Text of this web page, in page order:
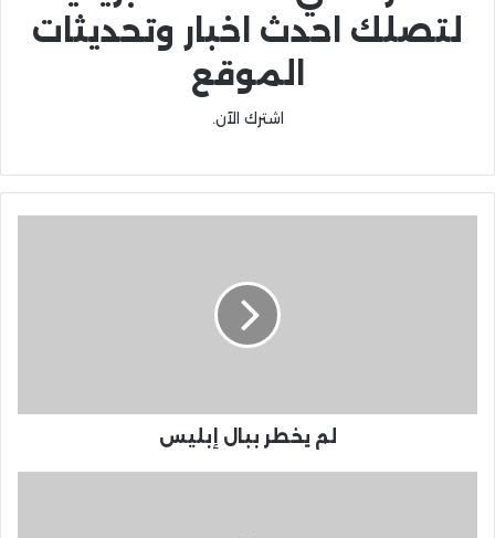
لتصلك احدث اخبار وتحديثات
الموقع
اشترك الآن.
لم يخطر ببال إبليس